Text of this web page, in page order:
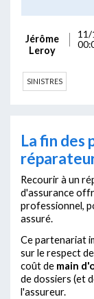
Jérôme
Leroy
11/
SINISTRES
La fin des
Recourir à un
d'assurance
professionnel,
assuré.
Ce partenariat
sur le respect
coût de main
de dossiers (et
l'assureur.